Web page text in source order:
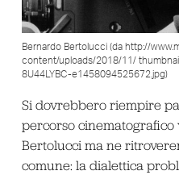
Bernardo Bertolucci (da http://
content/uploads/2018/11/
8U44LYBC-e1458094525672.jpg)
Si dovrebbero riempire
percorso
Bertolucci ma ne
comune: la dialettica